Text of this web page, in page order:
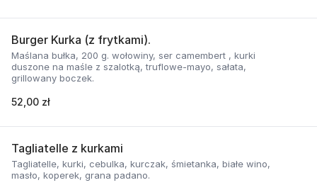
Burger Kurka (z frytkami).
Maślana bułka, 200 g. wołowiny, ser camembert , kurki
duszone na maśle z szalotką, truflowe-mayo, sałata,
grillowany boczek.
52,00 zł
Tagliatelle z kurkami
Tagliatelle, kurki, cebulka, kurczak, śmietanka, białe wino,
masło, koperek, grana padano.